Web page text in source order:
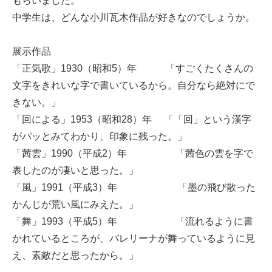
中学生は、どんな小川瓦木作品が好きなのでしょうか。
展示作品
「正気歌」1930（昭和5）年 「すごくたくさんの
文字をきれいな字で書いているから。自分なら絶対にで
きない。」
「回による」1953（昭和28）年 「「回」という漢字
がパッとみてわかり、印象に残った。」
「茜雲」1990（平成2）年 「茜色の雲を字で
表したのが凄いと思った。」
「風」1991（平成3）年 「墨の飛び散った
かんじが荒い風にみえた。」
「舞」1993（平成5）年 「流れるように書
かれているところが、バレリーナが舞っているように見
え、素敵だと思ったから。」